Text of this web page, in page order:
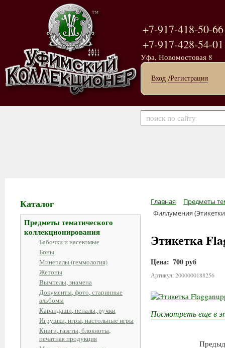
+7-917-418-50-66
+7-917-428-54-01
Уфа, Новомостовая 8
Вход /Регистрация
Каталог
Предметы тематического
коллекционирования
Бабочки и насекомые
Боны
Минералы (геммология)
Жетоны
Вымпелы, знамена
Документы, фото, старинные
альбомы
Карандаши, пеналы, ручки
Игрушки, игры, настольные игры
Книги, газеты, блокноты,
печатная продукция
Главная
Предметы
Филлумения
Этикетка
Цена: 700 руб
Артикул: 2000000188256
Посмотреть еще в